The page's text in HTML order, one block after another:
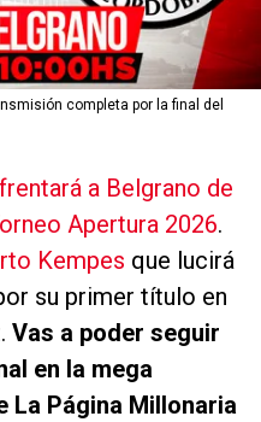
completa por la final del
a Belgrano de
Apertura 2026.
Kempes que lucirá
su primer título en
Vas a poder seguir
en la mega
La Página Millonaria